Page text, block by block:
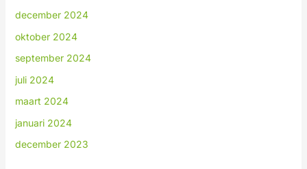
december 2024
oktober 2024
september 2024
juli 2024
maart 2024
januari 2024
december 2023